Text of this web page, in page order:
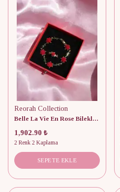
Reorah Collection
Belle La Vie En Rose Bileklik-Yüzük Set
1,902.90 ₺
2 Renk 2 Kaplama
SEPETE EKLE